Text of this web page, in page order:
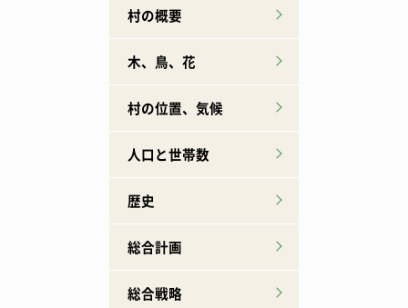
村の概要
木、鳥、花
村の位置、気候
人口と世帯数
歴史
総合計画
総合戦略